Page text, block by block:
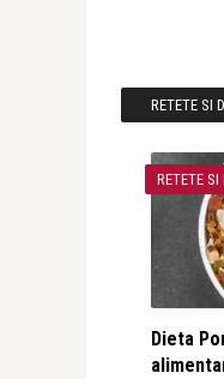
RETETE SI
RETETE SI
Dieta